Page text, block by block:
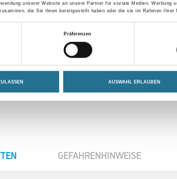
unserer Website an unsere Partner für soziale Medien, Werbung
die Sie ihnen bereitgestellt haben oder die sie im Rahmen Ihrer
Präferenzen
AUSWAHL ERLAUBEN
GEFAHRENHINWEISE